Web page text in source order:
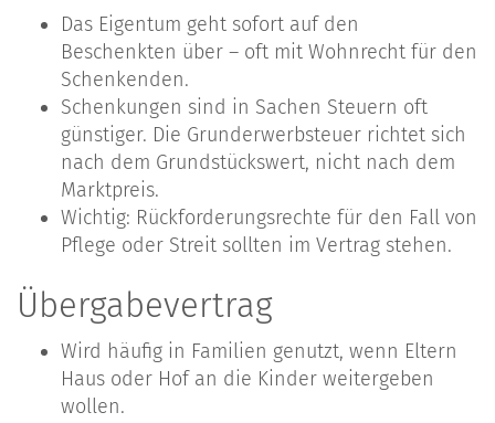
Das Eigentum geht sofort auf den
Beschenkten über – oft mit Wohnrecht für den
Schenkenden.
Schenkungen sind in Sachen Steuern oft
günstiger. Die Grunderwerbsteuer richtet sich
nach dem Grundstückswert, nicht nach dem
Marktpreis.
Wichtig: Rückforderungsrechte für den Fall von
Pflege oder Streit sollten im Vertrag stehen.
Übergabevertrag
Wird häufig in Familien genutzt, wenn Eltern
Haus oder Hof an die Kinder weitergeben
wollen.